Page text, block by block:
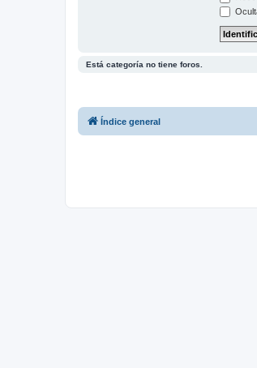
Está categoría no tiene foros.
Índice general